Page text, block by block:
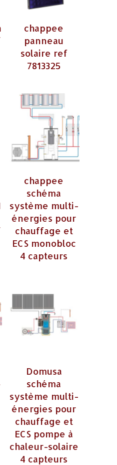
chappee
panneau
solaire ref
7813325
chappee
schéma
système multi-
énergies pour
chauffage et
ECS monobloc
4 capteurs
Domusa
schéma
système multi-
énergies pour
chauffage et
ECS pompe à
chaleur-solaire
4 capteurs